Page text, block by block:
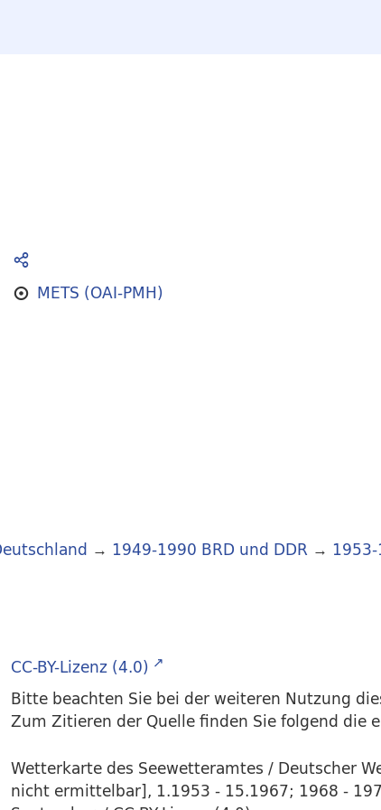
METS (OAI-PMH)
→ 1949-1990 BRD und DDR →
CC-BY-Lizenz (4.0)
Bitte beachten Sie bei der weiteren Nutzung
Zum Zitieren der Quelle finden Sie folgend die
Wetterkarte des Seewetteramtes / Deutscher
nicht ermittelbar], 1.1953 - 15.1967; 1968 -